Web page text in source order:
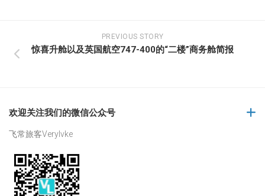
PREVIOUS STORY
惊喜升舱以及英国航空747-400的“二楼”商务舱简报
欢迎关注我们的微信公众号
飞常旅客Verylvke